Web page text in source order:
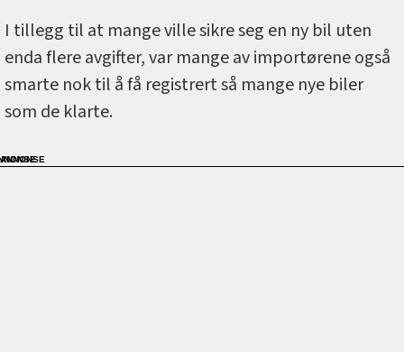
I tillegg til at mange ville sikre seg en ny bil uten
enda flere avgifter, var mange av importørene også
smarte nok til å få registrert så mange nye biler
som de klarte.